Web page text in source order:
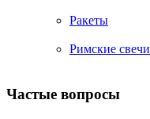
Ракеты
Римские свечи
Частые вопросы